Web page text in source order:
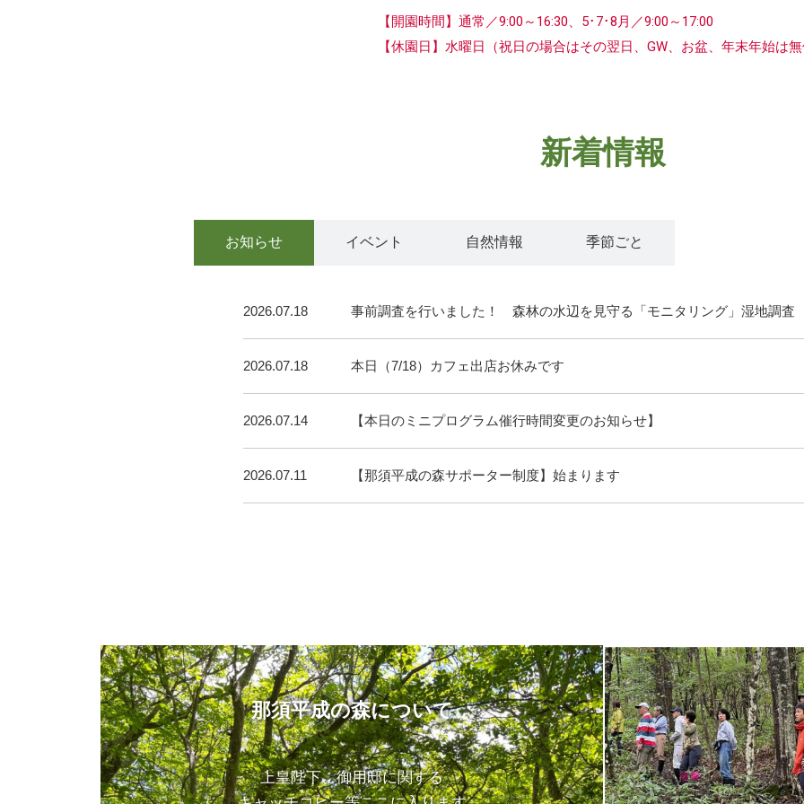
【開園時間】 通常／9:00～16:30、5･7･8月／9:00～17:00
【休園日】水曜日 （祝日の場合はその翌日、GW、お盆、年末年始は
新着情報
お知らせ イベント 自然情報 季節ごと
2026.07.18 事前調査を行いました！ 森林の水辺を見守る「モニタリング」湿地調査
2026.07.18 本日（7/18）カフェ出店お休みです
2026.07.14 【本日のミニプログラム催行時間変更のお知らせ】
2026.07.11 【那須平成の森サポーター制度】始まります
那須平成の森について
上皇陛下、御用邸に関する